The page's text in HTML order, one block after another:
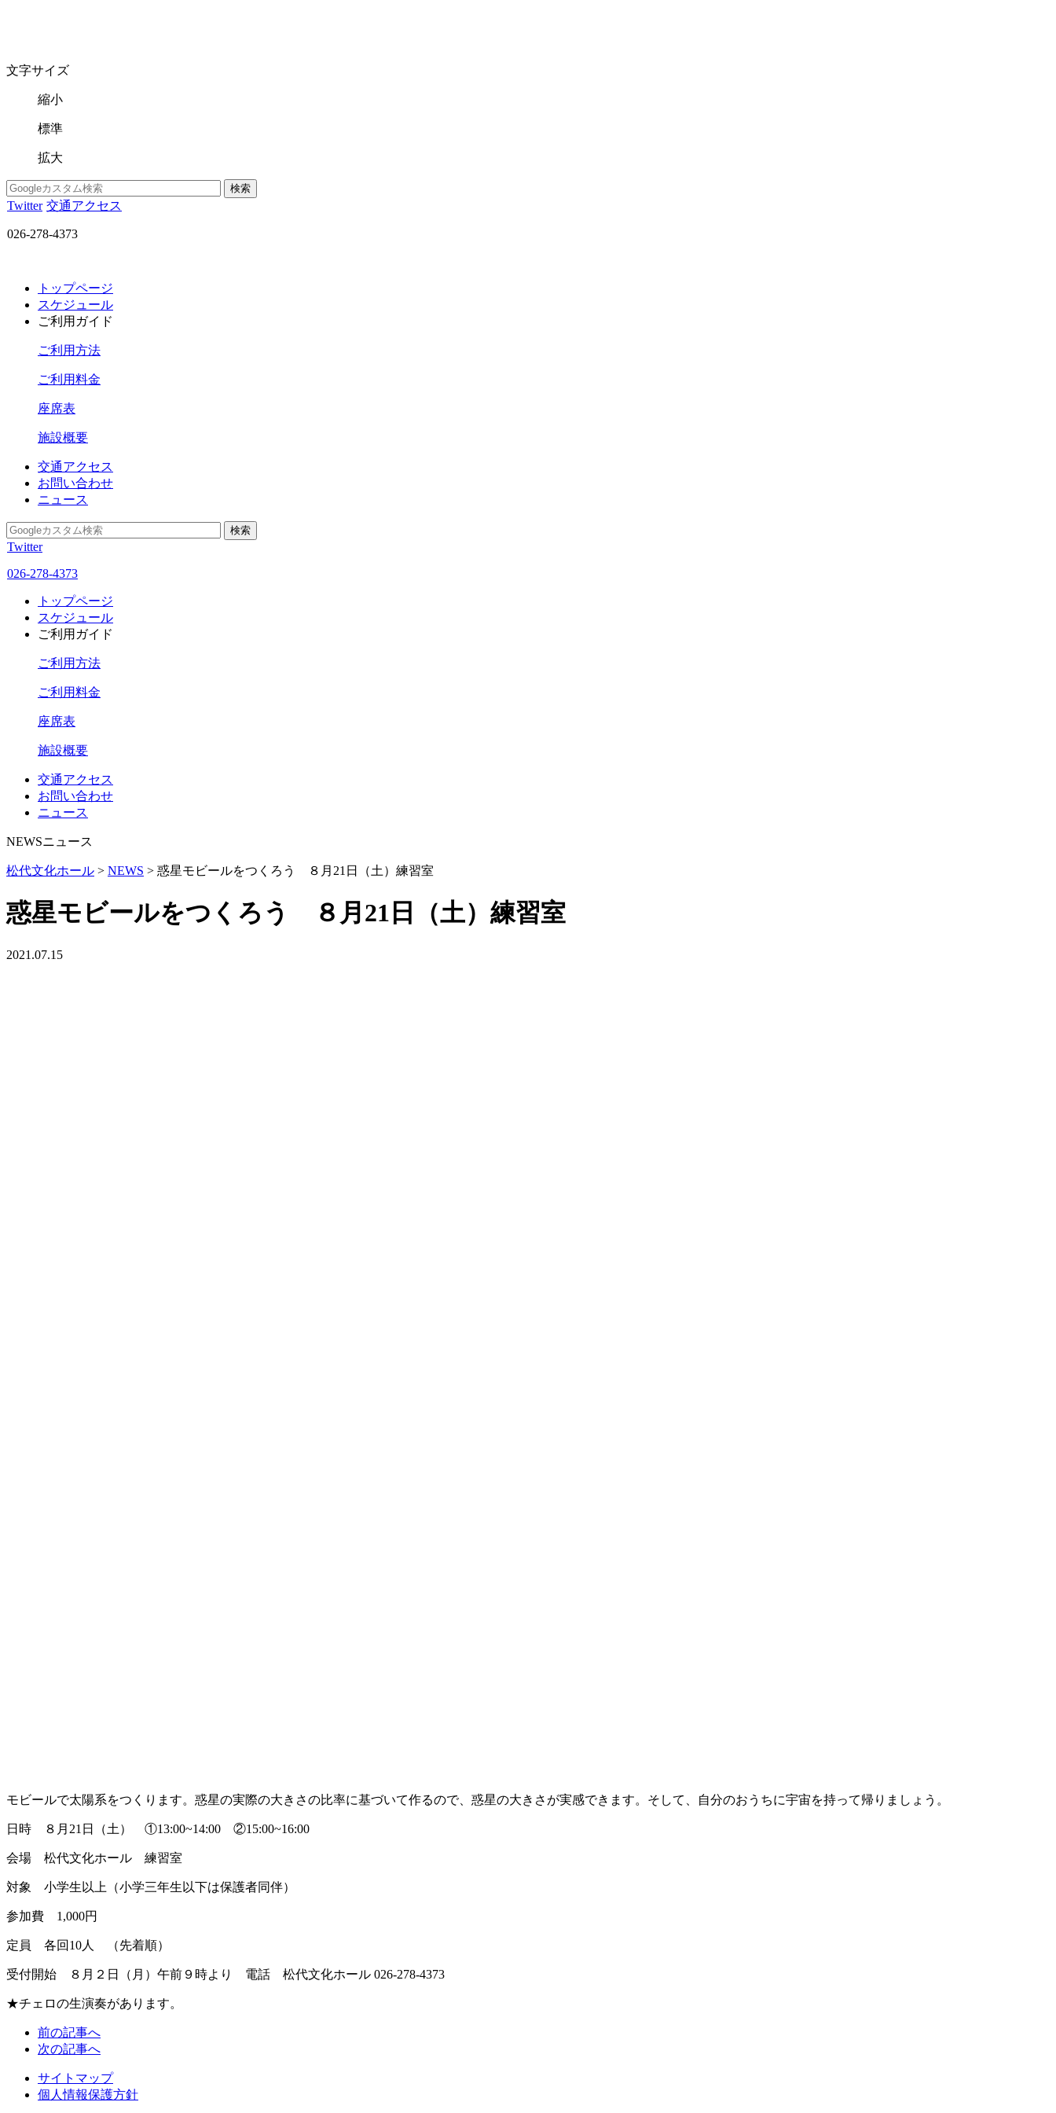
文字サイズ
縮小
標準
拡大
Twitter 交通アクセス
026-278-4373
トップページ
スケジュール
ご利用ガイド
ご利用方法
ご利用料金
座席表
施設概要
交通アクセス
お問い合わせ
ニュース
Twitter
026-278-4373
トップページ
スケジュール
ご利用ガイド
ご利用方法
ご利用料金
座席表
施設概要
交通アクセス
お問い合わせ
ニュース
NEWSニュース
松代文化ホール > NEWS > 惑星モビールをつくろう ８月21日（土）練習室
惑星モビールをつくろう ８月21日（土）練習室
2021.07.15
モビールで太陽系をつくります。惑星の実際の大きさの比率に基づいて作るので、惑星の大きさが実感できます。そして、自分のおうちに宇宙を持って帰りましょう。
日時 ８月21日（土） ①13:00~14:00 ②15:00~16:00
会場 松代文化ホール 練習室
対象 小学生以上（小学三年生以下は保護者同伴）
参加費 1,000円
定員 各回10人 （先着順）
受付開始 ８月２日（月）午前９時より 電話 松代文化ホール 026-278-4373
★チェロの生演奏があります。
前の記事へ
次の記事へ
サイトマップ
個人情報保護方針